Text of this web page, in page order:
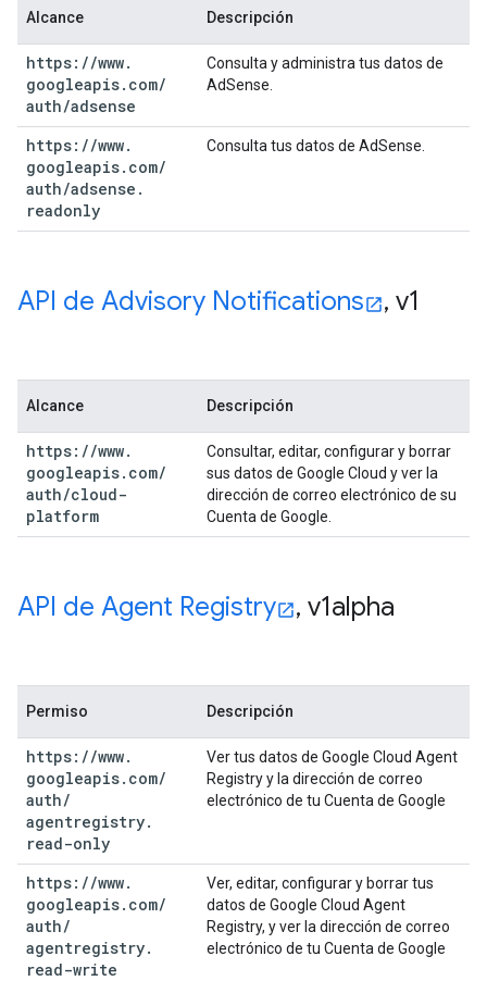
Alcance Descripción
https: //www.
googleapis. com/
auth/adsense
Consulta y administra tus datos de
AdSense.
https: //www.
googleapis. com/
auth/adsense .
readonly
Consulta tus datos de AdSense.
API de Advisory Notifications , v1
Alcance Descripción
https: //www.
googleapis. com/
auth/cloud-
platform
Consultar, editar, configurar y borrar
sus datos de Google Cloud y ver la
dirección de correo electrónico de su
Cuenta de Google.
API de Agent Registry , v1alpha
Permiso Descripción
https: //www.
googleapis. com/
auth/
agentregistry.
read-only
Ver tus datos de Google Cloud Agent
Registry y la dirección de correo
electrónico de tu Cuenta de Google
https: //www.
googleapis. com/
auth/
agentregistry.
read-write
Ver, editar, configurar y borrar tus
datos de Google Cloud Agent
Registry, y ver la dirección de correo
electrónico de tu Cuenta de Google